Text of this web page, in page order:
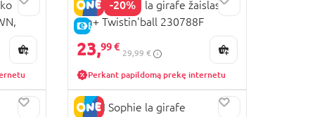
-20%
E-KAINA
VULLI Sophie la girafe žaislas
6m+ Twistin'ball 230788F
23,99 €
29,99 €
Perkant papildomą prekę internetu
VULLI Sophie la girafe